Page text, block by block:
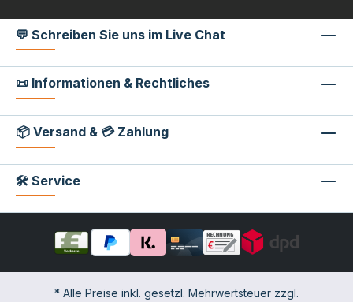
💬 Schreiben Sie uns im Live Chat
📜 Informationen & Rechtliches
📦 Versand & 💳 Zahlung
🛠 Service
* Alle Preise inkl. gesetzl. Mehrwertsteuer zzgl.